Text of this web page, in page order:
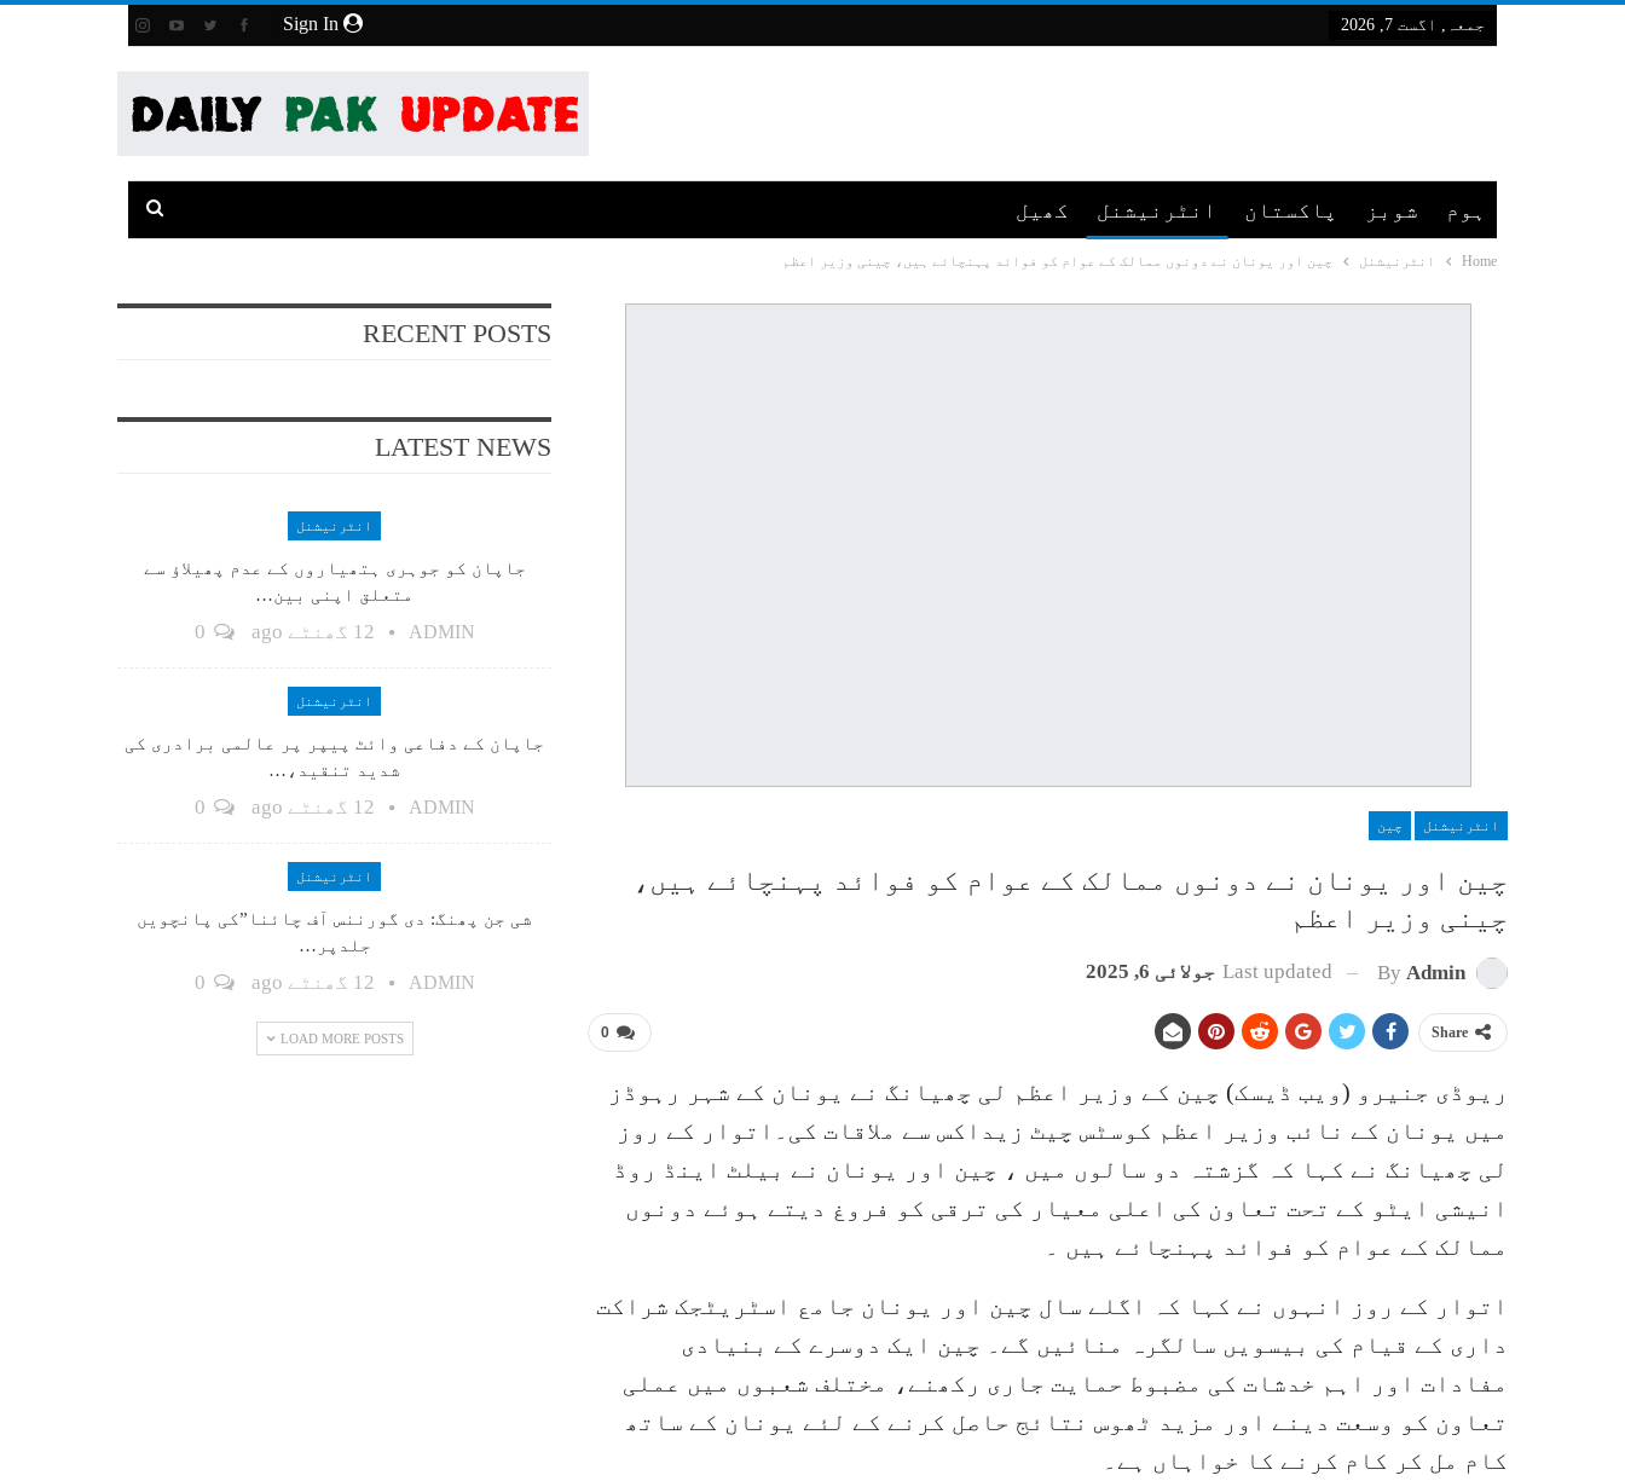
جمعہ, اگست 7, 2026
ہوم شوبز پاکستان انٹرنیشنل کھیل
Home انٹرنیشنل چین اور یونان نے دونوں ممالک کے عوام کو فوائد پہنچائے ہیں، چینی وزیر اعظم
انٹرنیشنل چین
چین اور یونان نے دونوں ممالک کے عوام کو فوائد پہنچائے ہیں،
چینی وزیر اعظم
By Admin
Last updated جولائی 6, 2025
0 Share
ریوڈی جنیرو (ویب ڈیسک) چین کے وزیر اعظم لی چھیانگ نے یونان کے شہر رہوڈز
میں یونان کے نائب وزیر اعظم کوسٹس چیٹ زیداکس سے ملاقات کی۔اتوار کے روز
لی چھیانگ نے کہا کہ گزشتہ دو سالوں میں ، چین اور یونان نے بیلٹ اینڈ روڈ
انیشی ایٹو کے تحت تعاون کی اعلی معیار کی ترقی کو فروغ دیتے ہوئے دونوں
ممالک کے عوام کو فوائد پہنچائے ہیں ۔
اتوار کے روز انہوں نے کہا کہ اگلے سال چین اور یونان جامع اسٹریٹجک شراکت
داری کے قیام کی بیسویں سالگرہ منائیں گے۔ چین ایک دوسرے کے بنیادی
مفادات اور اہم خدشات کی مضبوط حمایت جاری رکھنے، مختلف شعبوں میں عملی
تعاون کو وسعت دینے اور مزید ٹھوس نتائج حاصل کرنے کے لئے یونان کے ساتھ
کام مل کر کام کرنے کا خواہاں ہے۔
RECENT POSTS
LATEST NEWS
انٹرنیشنل
جاپان کو جوہری ہتھیاروں کے عدم پھیلاؤ سے
متعلق اپنی بین…
ADMIN 12 گھنٹے ago
انٹرنیشنل
جاپان کے دفاعی وائٹ پیپر پر عالمی برادری کی
شدید تنقید،…
ADMIN 12 گھنٹے ago
انٹرنیشنل
شی جن پھنگ: دی گورننس آف چائنا”کی پانچویں
جلدپر…
ADMIN 12 گھنٹے ago
LOAD MORE POSTS